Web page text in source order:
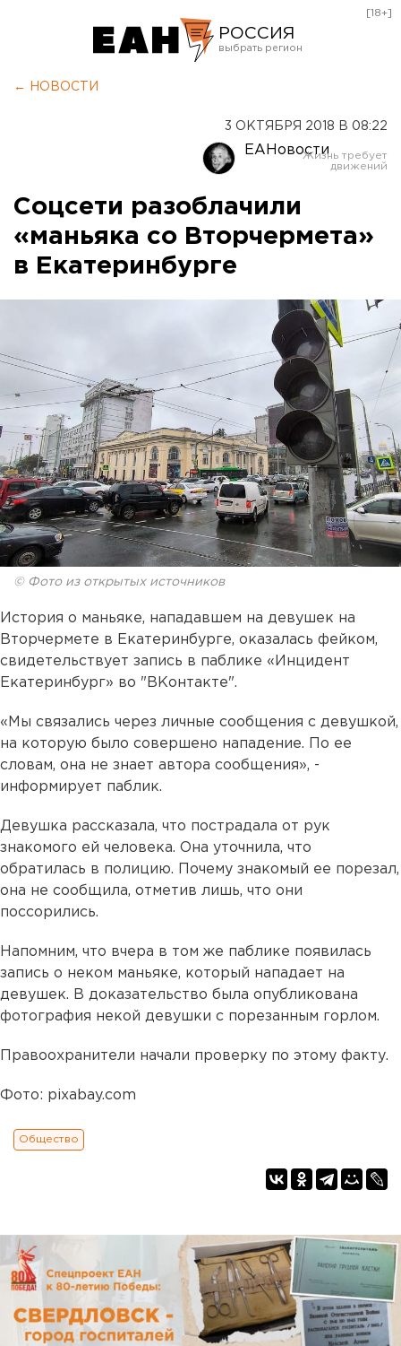
РОССИЯ
Оренбург
[18+]
← НОВОСТИ
3 ОКТЯБРЯ 2018 В 08:22
ЕАНовости
Соцсети разоблачили
«маньяка со Вторчермета»
в Екатеринбурге
© Фото из открытых источников
История о маньяке, нападавшем на девушек на
Вторчермете в Екатеринбурге, оказалась фейком,
свидетельствует запись в паблике «Инцидент
Екатеринбург» во "ВКонтакте".
«Мы связались через личные сообщения с девушкой,
на которую было совершено нападение. По ее
словам, она не знает автора сообщения», -
информирует паблик.
Девушка рассказала, что пострадала от рук
знакомого ей человека. Она уточнила, что
обратилась в полицию. Почему знакомый ее порезал,
она не сообщила, отметив лишь, что они
поссорились.
Напомним, что вчера в том же паблике появилась
запись о неком маньяке, который нападает на
девушек. В доказательство была опубликована
фотография некой девушки с порезанным горлом.
Правоохранители начали проверку по этому факту.
Фото: pixabay.com
Общество